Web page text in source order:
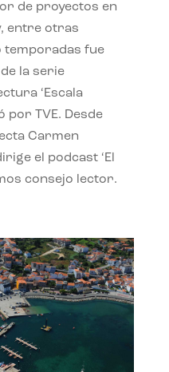
de proyectos en
entre otras
temporadas fue
la serie
‘Escala
por TVE. Desde
Carmen
el podcast ‘El
consejo lector.